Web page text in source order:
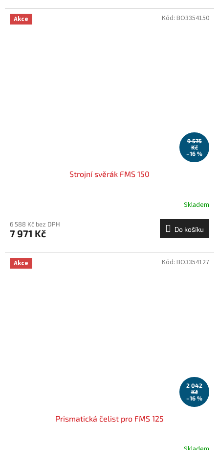
Akce
9 575
Kč
–16 %
Strojní svěrák FMS 150
Skladem
6 588 Kč bez DPH
7 971 Kč Do košíku
Kód: BO3354150
Akce
2 042
Kč
–16 %
Prismatická čelist pro FMS 125
Kód: BO3354127